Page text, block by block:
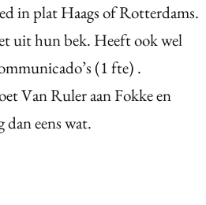
in plat Haags of Rotterdams.
uit hun bek. Heeft ook wel
(1 fte) .
Van Ruler aan Fokke en
eens wat.